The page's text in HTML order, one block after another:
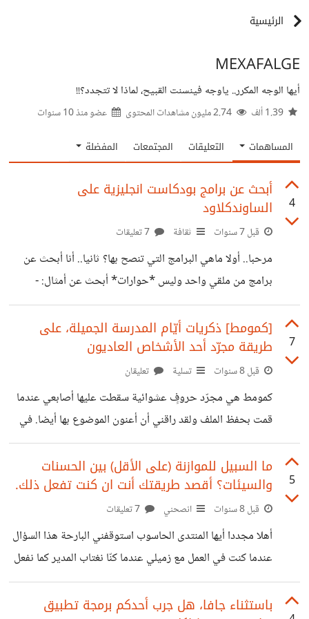
الرئيسية
MEXAFALGE
أيها الوجه المكرر.. ياوجه فينسنت القبيح، لماذا لا تتجدد؟!!
عضو منذ10 سنوات
المساهمات التعليقات المجتمعات المفضلة
4
أبحث عن برامج بودكاست انجليزية على
الساوندكلاود
قبل 7 سنوات ثقافة
مرحبا.. أولا ماهي البرامج التي تنصح بها؟ ثانيا.. أنا أبحث عن
برامج من ملقي واحد وليس *حوارات* أبحث عن أمثال: -
الجزيرة بودكاست - ساندويتش ورقي - ميدان voice لكن
بالإنجليزية وياحبذا لو كانت جودة الصوت عالية كالقنوات الآنفة
الذكر.
7
[كمومط] ذكريات أيّام المدرسة الجميلة، على
طريقة مجرّد أحد اﻷشخاص العاديون
قبل 8 سنوات تسلية تعليقان
كمومط هي مجرّد حروفٍ عشوائية سقطت عليها أصابعي عندما
قمت بحفظ الملف ولقد راقني أن أعنون الموضوع بها أيضا. في
فترة من الفترات ابتلانا الله بمدرسة رياضيات ما ان تدخل القسم
حتّى ينتشر الظلام والبؤس في كل أنحاء الغرفة ويعم الصمت
والسكينة، كنت أسميها عام الحزن، كنا نخافها جدا، بالرغم من أنّ
المشاكسين منا يحاولون ابداء ما ليس بهم يعني يحاولون أن
يبدون شجعان قليلا لكن آخر ما كانوا يتمنونه هو أن يتورطوا
معها -لم يصمد معها أحد سوى عزوز
5
ما السبيل للموازنة (على الأقل) بين الحسنات
والسيئات؟ أقصد طريقتك أنت ان كنت تفعل ذلك.
قبل 8 سنوات انصحني
أهلا مجددا أيها المنتدى الحاسوب استوقفني البارحة هذا السؤال
عندما كنت في العمل مع زميلي عندما كنّا نغتاب المدير كما نفعل
كل يوم.. فسألته ببلادة كم عدد الحسنات التي كسبتها اليوم؟ (ولم
أستثني نفسي بالمناسبة) فنظر الي بتعجب ووجهه لا يوحي
باستثناء جافا، هل جرب أحدكم برمجة تطبيق